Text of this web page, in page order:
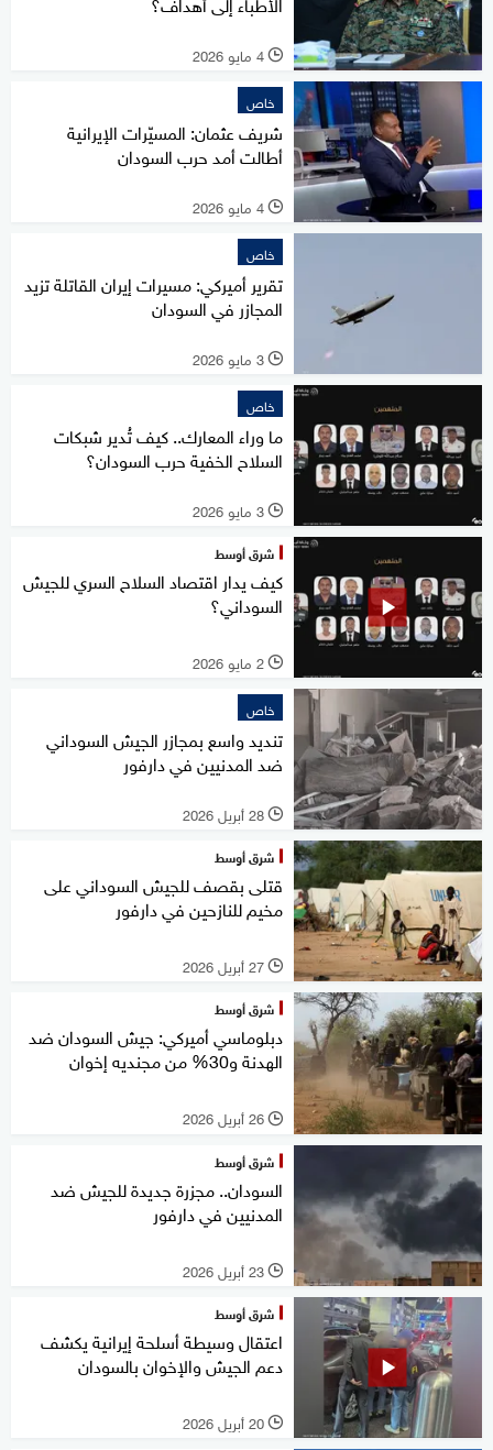
l 4 مايو 2026
خاص
شريف عثمان: المسيّرات الإيرانية
أطالت أمد حرب السودان
l 4 مايو 2026
خاص
تقرير أميركي: مسيرات إيران القاتلة تزيد
المجازر في السودان
l 3 مايو 2026
خاص
ما وراء المعارك.. كيف تُدير شبكات
السلاح الخفية حرب السودان؟
l 3 مايو 2026
شرق أوسط
كيف يدار اقتصاد السلاح السري للجيش
السوداني؟
l 2 مايو 2026
خاص
تنديد واسع بمجازر الجيش السوداني
ضد المدنيين في دارفور
l 28 أبريل 2026
شرق أوسط
قتلى بقصف للجيش السوداني على
مخيم للنازحين في دارفور
l 27 أبريل 2026
شرق أوسط
دبلوماسي أميركي: جيش السودان ضد
الهدنة و30% من مجنديه إخوان
l 26 أبريل 2026
شرق أوسط
السودان.. مجزرة جديدة للجيش ضد
المدنيين في دارفور
l 23 أبريل 2026
شرق أوسط
اعتقال وسيطة أسلحة إيرانية يكشف
دعم الجيش والإخوان بالسودان
l 20 أبريل 2026